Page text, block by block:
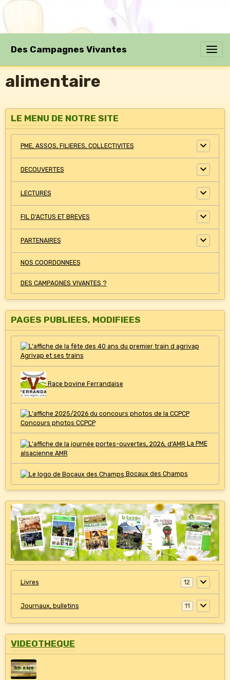
Des Campagnes Vivantes
alimentaire
LE MENU DE NOTRE SITE
PME, ASSOS, FILIERES, COLLECTIVITES
DECOUVERTES
LECTURES
FIL D'ACTUS ET BREVES
PARTENAIRES
NOS COORDONNEES
DES CAMPAGNES VIVANTES ?
PAGES PUBLIEES, MODIFIEES
Agrivap et ses trains
Race bovine Ferrandaise
Concours photos CCPCP
La PME
alsacienne AMR
Bocaux des Champs
Livres 12
Journaux, bulletins 11
VIDEOTHEQUE